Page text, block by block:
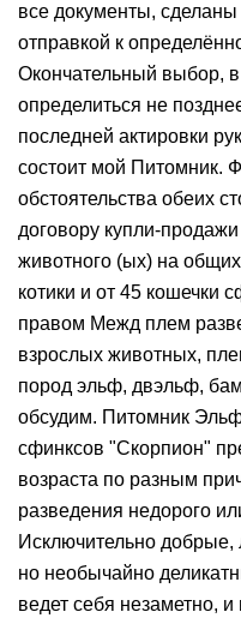
все документы, сделаны
отправкой к
Окончательный выбор,
определиться не
последней актировки
состоит мой Питомник.
обстоятельства обеих
договору купли-
животного (ых) на
котики и от 45 кошечки
правом Межд плем
взрослых животных,
пород эльф, двэльф,
обсудим. Питомник
сфинксов "Скорпион"
возраста по разным
разведения недорого
Исключительно
но необычайно
ведет себя незаметно,